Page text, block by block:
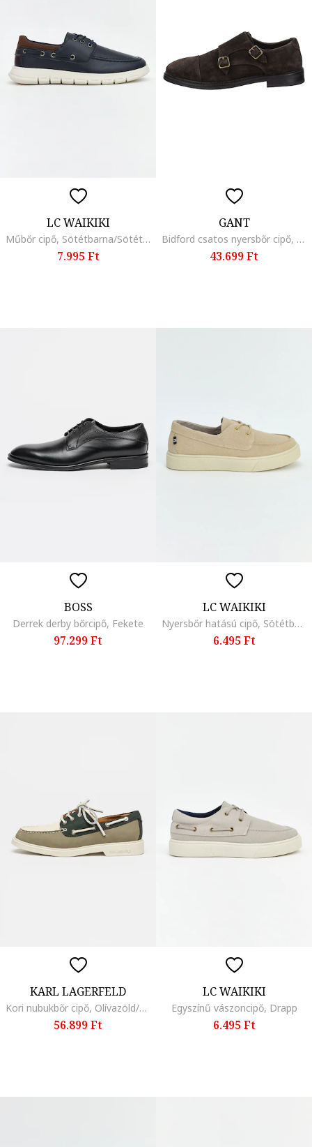
LC WAIKIKI
Műbőr cipő, Sötétbarna/Sötétkék
7.995 Ft
GANT
Bidford csatos nyersbőr cipő, Sötétbarna
43.699 Ft
BOSS
Derrek derby bőrcipő, Fekete
97.299 Ft
LC WAIKIKI
Nyersbőr hatású cipő, Sötétbézs
6.495 Ft
KARL LAGERFELD
Kori nubukbőr cipő, Olívazöld/Angolzöld/Krémszín
56.899 Ft
LC WAIKIKI
Egyszínű vászoncipő, Drapp
6.495 Ft